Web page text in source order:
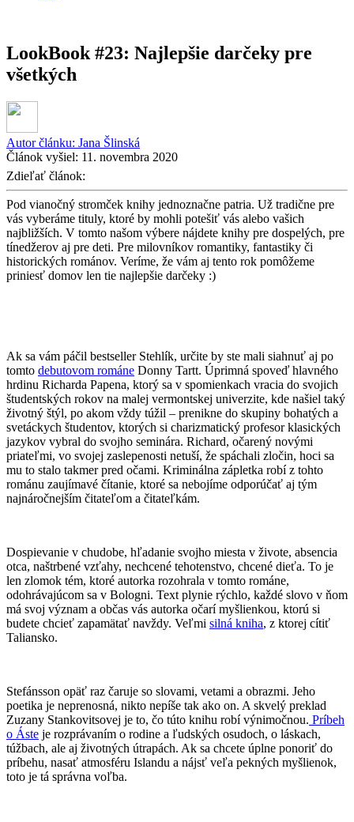
LookBook #23: Najlepšie darčeky pre
všetkých
Autor článku: Jana Šlinská
Článok vyšiel: 11. novembra 2020
Zdieľať článok:
Pod vianočný stromček knihy jednoznačne patria. Už tradične pre
vás vyberáme tituly, ktoré by mohli potešiť vás alebo vašich
najbližších. V tomto našom výbere nájdete knihy pre dospelých, pre
tínedžerov aj pre deti. Pre milovníkov romantiky, fantastiky či
historických románov. Veríme, že vám aj tento rok pomôžeme
priniesť domov len tie najlepšie darčeky :)
Ak sa vám páčil bestseller Stehlík, určite by ste mali siahnuť aj po
tomto debutovom románe Donny Tartt. Úprimná spoveď hlavného
hrdinu Richarda Papena, ktorý sa v spomienkach vracia do svojich
študentských rokov na malej vermontskej univerzite, kde našiel taký
životný štýl, po akom vždy túžil – prenikne do skupiny bohatých a
svetáckych študentov, ktorých si charizmatický profesor klasických
jazykov vybral do svojho seminára. Richard, očarený novými
priateľmi, vo svojej zaslepenosti netuší, že spáchali zločin, hoci sa
mu to stalo takmer pred očami. Kriminálna zápletka robí z tohto
románu zaujímavé čítanie, ktoré sa nebojíme odporúčať aj tým
najnáročnejším čitateľom a čitateľkám.
Dospievanie v chudobe, hľadanie svojho miesta v živote, absencia
otca, naštrbené vzťahy, nechcené tehotenstvo, chcené dieťa. To je
len zlomok tém, ktoré autorka rozohrala v tomto románe,
odohrávajúcom sa v Bologni. Text plynie rýchlo, každé slovo v ňom
má svoj význam a občas vás autorka očarí myšlienkou, ktorú si
budete chcieť zapamätať navždy. Veľmi silná kniha, z ktorej cítiť
Taliansko.
Stefánsson opäť raz čaruje so slovami, vetami a obrazmi. Jeho
poetika je neprenosná, nikto nepíše tak ako on. A skvelý preklad
Zuzany Stankovitsovej je to, čo túto knihu robí výnimočnou. Príbeh
o Áste je rozprávaním o rodine a ľudských osudoch, o láskach,
túžbach, ale aj životných útrapách. Ak sa chcete úplne ponoriť do
príbehu, nasať atmosféru Islandu a nájsť veľa pekných myšlienok,
toto je tá správna voľba.